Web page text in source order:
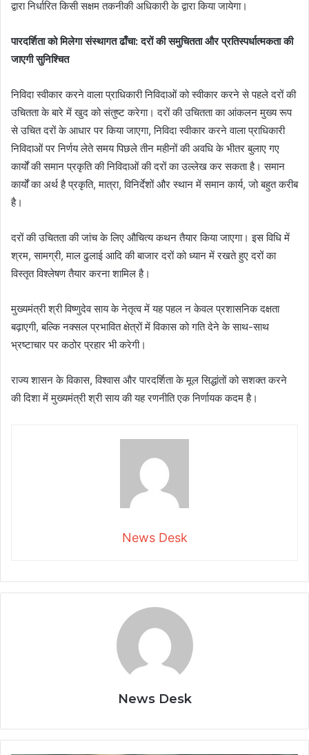
द्वारा निर्धारित किसी सक्षम तकनीकी अधिकारी के द्वारा किया जायेगा।
पारदर्शिता को मिलेगा संस्थागत ढाँचा: दरों की समुचितता और प्रतिस्पर्धात्मकता की
जाएगी सुनिश्चित
निविदा स्वीकार करने वाला प्राधिकारी निविदाओं को स्वीकार करने से पहले दरों की
उचितता के बारे में खुद को संतुष्ट करेगा। दरों की उचितता का आंकलन मुख्य रूप
से उचित दरों के आधार पर किया जाएगा, निविदा स्वीकार करने वाला प्राधिकारी
निविदाओं पर निर्णय लेते समय पिछले तीन महीनों की अवधि के भीतर बुलाए गए
कार्यों की समान प्रकृति की निविदाओं की दरों का उल्लेख कर सकता है। समान
कार्यों का अर्थ है प्रकृति, मात्रा, विनिर्देशों और स्थान में समान कार्य, जो बहुत करीब
है।
दरों की उचितता की जांच के लिए औचित्य कथन तैयार किया जाएगा। इस विधि में
श्रम, सामग्री, माल ढुलाई आदि की बाजार दरों को ध्यान में रखते हुए दरों का
विस्तृत विश्लेषण तैयार करना शामिल है।
मुख्यमंत्री श्री विष्णुदेव साय के नेतृत्व में यह पहल न केवल प्रशासनिक दक्षता
बढ़ाएगी, बल्कि नक्सल प्रभावित क्षेत्रों में विकास को गति देने के साथ-साथ
भ्रष्टाचार पर कठोर प्रहार भी करेगी।
राज्य शासन के विकास, विश्वास और पारदर्शिता के मूल सिद्धांतों को सशक्त करने
की दिशा में मुख्यमंत्री श्री साय की यह रणनीति एक निर्णायक कदम है।
News Desk
News Desk